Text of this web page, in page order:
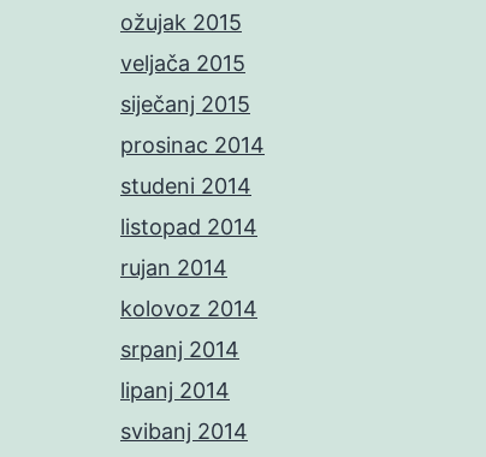
ožujak 2015
veljača 2015
siječanj 2015
prosinac 2014
studeni 2014
listopad 2014
rujan 2014
kolovoz 2014
srpanj 2014
lipanj 2014
svibanj 2014